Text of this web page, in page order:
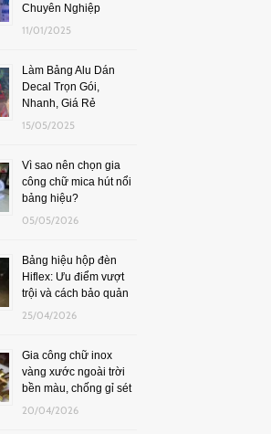
Chuyên Nghiệp
11/01/2025
Làm Bảng Alu Dán
Decal Trọn Gói,
Nhanh, Giá Rẻ
15/05/2025
Vì sao nên chọn gia
công chữ mica hút nổi
bảng hiệu?
05/05/2026
Bảng hiệu hộp đèn
Hiflex: Ưu điểm vượt
trội và cách bảo quản
25/04/2026
Gia công chữ inox
vàng xước ngoài trời
bền màu, chống gỉ sét
20/04/2026